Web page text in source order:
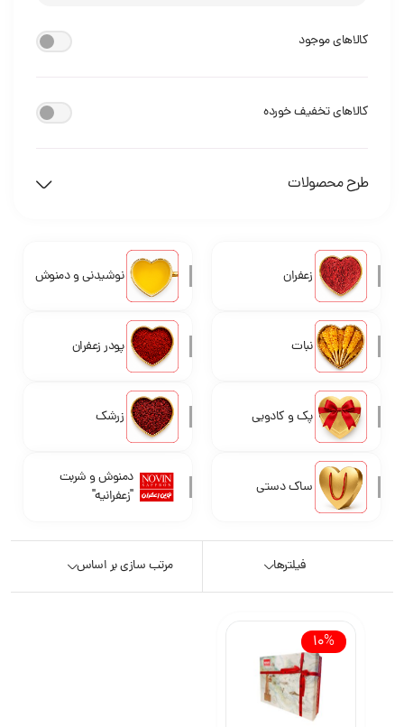
کالاهای موجود
کالاهای تخفیف خورده
طرح محصولات
زعفران نوشیدنی و دمنوش
نبات پودر زعفران
پک و کادویی زرشک
ساک دستی
دمنوش و شربت
"زعفرانیه"
فیلترها مرتب سازی بر اساس
10%